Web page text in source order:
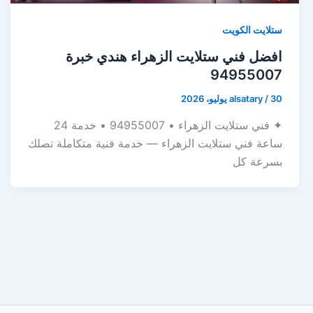
ستلايت الكويت
افضل فني ستلايت الزهراء هندي خبرة
94955007
alsatary / 30 يوليو، 2026
✦ فني ستلايت الزهراء • 94955007 • خدمة 24
ساعة فني ستلايت الزهراء — خدمة فنية متكاملة تصلك
بسرعة كل